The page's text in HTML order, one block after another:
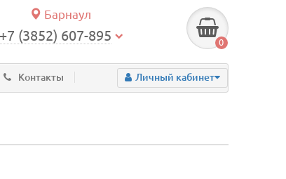
Барнаул
+7 (3852) 607-895 0
Контакты Личный кабинет